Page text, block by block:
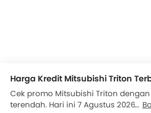
Harga Kredit Mitsubishi Triton
Cek promo Mitsubishi Triton
terendah. Hari ini 7 Agustus 2026,